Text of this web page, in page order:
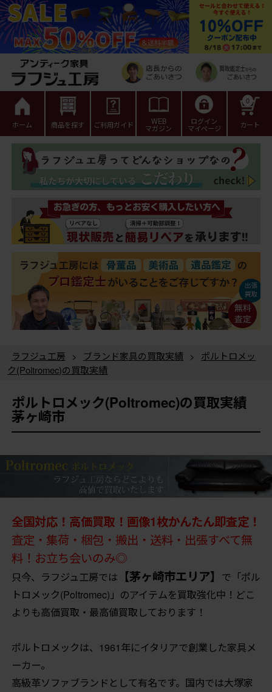
ホーム 商品を探す ご利用ガイド WEB
マガジン
ログイン
マイページ カート
0
ラフジュ工房 > ブランド家具の買取実績 >
ポルトロメッ
ク(Poltromec)の買取実績
ポルトロメック(Poltromec)の買取実績
茅ヶ崎市
全国対応！高価買取！画像1枚かんたん即査定！
査定・集荷・梱包・搬出・送料・出張すべて無
料！お立ち会いのみ◎
只今、ラフジュ工房では 【茅ヶ崎市エリア】 で「ポル
トロメック(Poltromec)」のアイテムを買取強化中！どこ
よりも高価買取・最高値買取しております！
ポルトロメックは、1961年にイタリアで創業した家具メ
ーカー。
高級革ソファブランドとして有名です。国内では大塚家